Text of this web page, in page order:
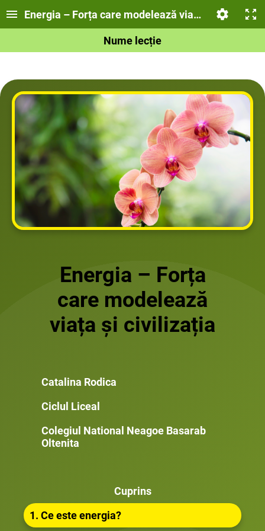
Energia – Forța care modelează viața și civilizația
Nume lecție
Energia – Forța
care modelează
viața și civilizația
Catalina Rodica
Ciclul Liceal
Colegiul National Neagoe Basarab
Oltenita
Cuprins
1. Ce este energia?